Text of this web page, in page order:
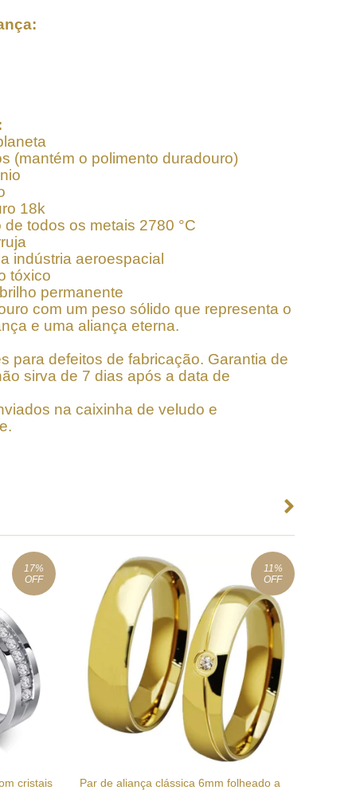
(mantém o polimento duradouro)
18k
todos os metais 2780 °C
indústria aeroespacial
tóxico
permanente
com um peso sólido que representa o
e uma aliança eterna.
para defeitos de fabricação. Garantia de
sirva de 7 dias após a data de
na caixinha de veludo e
17%
OFF
cristais
11 %
OFF
Par de aliança clássica 6mm folheado a